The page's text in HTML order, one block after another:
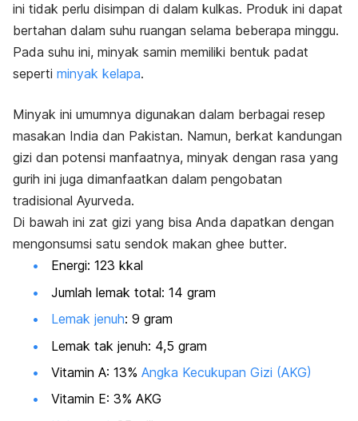
ini tidak perlu disimpan di dalam kulkas. Produk ini dapat
bertahan dalam suhu ruangan selama beberapa minggu.
Pada suhu ini, minyak samin memiliki bentuk padat
seperti minyak kelapa.
Minyak ini umumnya digunakan dalam berbagai resep
masakan India dan Pakistan. Namun, berkat kandungan
gizi dan potensi manfaatnya, minyak dengan rasa yang
gurih ini juga dimanfaatkan dalam pengobatan
tradisional Ayurveda.
Di bawah ini zat gizi yang bisa Anda dapatkan dengan
mengonsumsi satu sendok makan ghee butter.
Energi: 123 kkal
Jumlah lemak total: 14 gram
Lemak jenuh: 9 gram
Lemak tak jenuh: 4,5 gram
Vitamin A: 13% Angka Kecukupan Gizi (AKG)
Vitamin E: 3% AKG